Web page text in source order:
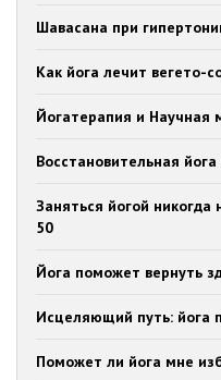
Шавасана при
Как йога лечит вегето-
Йогатерапия и Научная
Восстановительная
Заняться йогой никогда
50
Йога поможет вернуть
Исцеляющий путь: йога
Поможет ли йога мне